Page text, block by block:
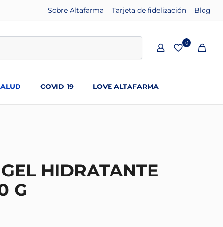
Sobre Altafarma Tarjeta de fidelización Blog
0
COVID-19 LOVE ALTAFARMA
HIDRATANTE
G